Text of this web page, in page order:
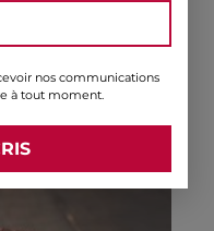
nos communications
à tout moment.